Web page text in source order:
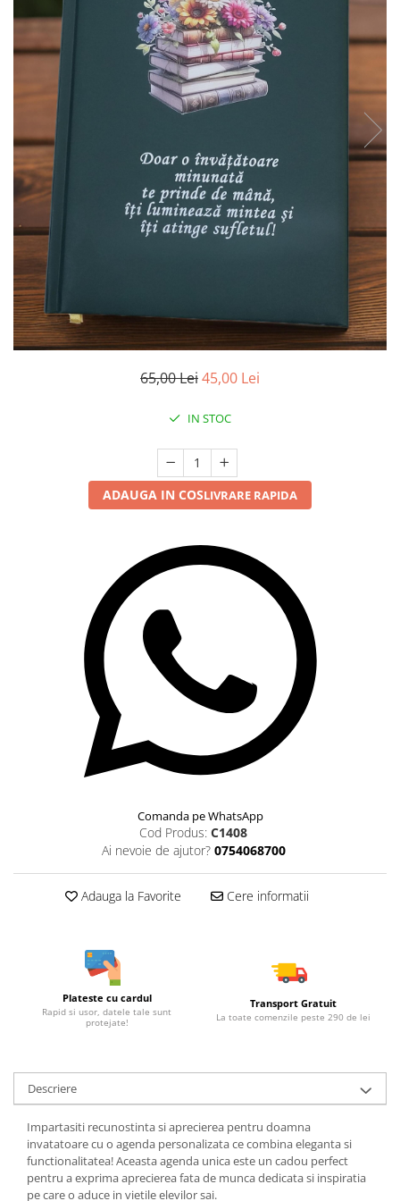
65,00 Lei45,00 Lei
IN STOC
ADAUGA IN COSLIVRARE RAPIDA
Comanda pe WhatsApp
Cod Produs: C1408
Ai nevoie de ajutor? 0754068700
Adauga la Favorite Cere informatii
Plateste cu cardul
Rapid si usor, datele tale sunt
protejate!
Transport Gratuit
La toate comenzile peste 290 de lei
Descriere
Impartasiti recunostinta si aprecierea pentru doamna
invatatoare cu o agenda personalizata ce combina eleganta si
functionalitatea! Aceasta agenda unica este un cadou perfect
pentru a exprima aprecierea fata de munca dedicata si inspiratia
pe care o aduce in vietile elevilor sai.